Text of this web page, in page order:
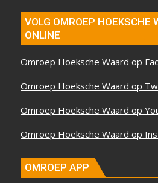
VOLG OMROEP HOEKSCHE
ONLINE
Omroep Hoeksche Waard op
Omroep Hoeksche Waard op
Omroep Hoeksche Waard op
Omroep Hoeksche Waard op
OMROEP APP